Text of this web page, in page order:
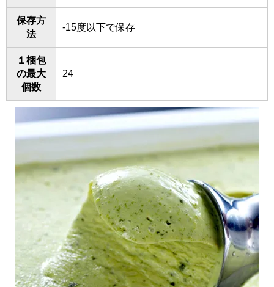
保存方
法
-15度以下で保存
１梱包
の最大
個数
24